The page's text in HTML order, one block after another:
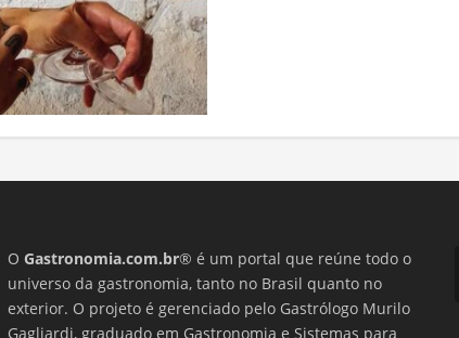
OGastronomia.com.br® é um portal que reúne todo o
universo da gastronomia, tanto no Brasil quanto no
exterior. O projeto é gerenciado pelo Gastrólogo Murilo
Gagliardi, graduado em Gastronomia e Sistemas para